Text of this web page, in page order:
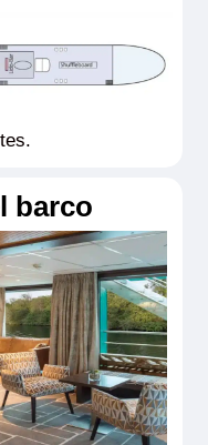
barco